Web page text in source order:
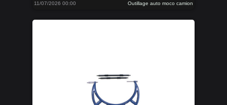
11/07/2026 00:00 Outillage auto moco camion